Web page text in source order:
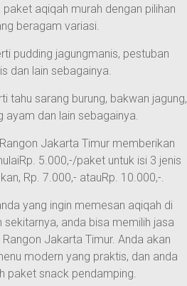
aqiqah murah dengan pilihan
beragam variasi.
pudding jagungmanis, pestuban
dan lain sebagainya.
tahu sarang burung, bakwan jagung,
ayam dan lain sebagainya.
Jakarta Timur memberikan
5.000,-/paket untuk isi 3 jenis
Rp. 7.000,- atauRp. 10.000,-.
yang ingin memesan aqiqah di
anda bisa memilih jasa
Jakarta Timur. Anda akan
modern yang praktis, dan anda
paket snack pendamping.